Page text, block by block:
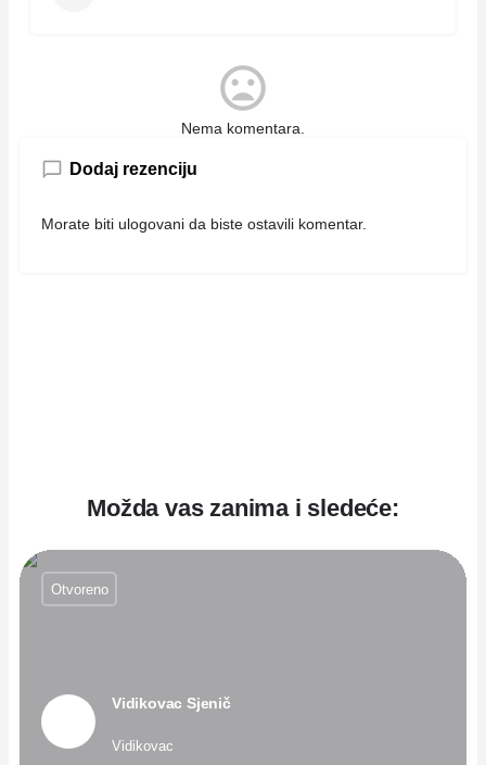
Nema komentara.
Dodaj rezenciju
Morate biti ulogovani da biste ostavili komentar.
Možda vas zanima i sledeće:
Vidikovac Sjenič
Vidikovac
Otvoreno